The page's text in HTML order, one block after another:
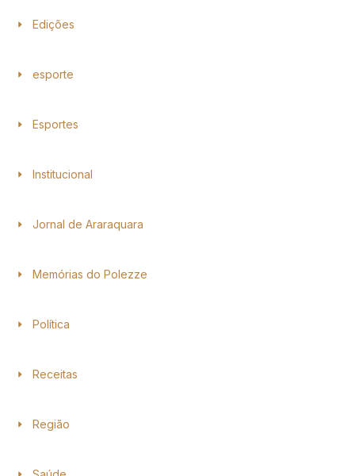
Edições
esporte
Esportes
Institucional
Jornal de Araraquara
Memórias do Polezze
Política
Receitas
Região